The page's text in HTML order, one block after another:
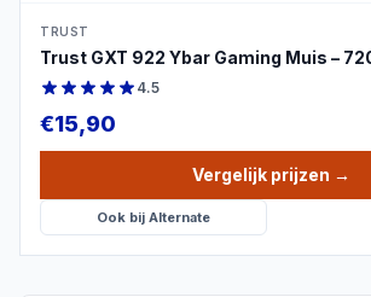
TRUST
Trust GXT 922 Ybar Gaming Muis –
4.5
€15,90
Vergelijk prijzen →
Ook bij Alternate